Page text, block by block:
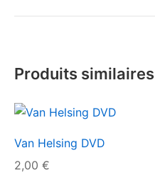
Produits similaires
Van Helsing DVD
2,00 €